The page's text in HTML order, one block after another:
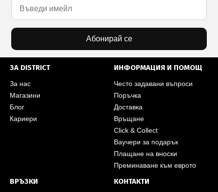
Абонирай се
ЗА DISTRICT
За нас
Магазини
Блог
Кариери
ИНФОРМАЦИЯ И ПОМОЩ
Често задавани въпроси
Поръчка
Доставка
Връщане
Click & Collect
Ваучери за подарък
Плащане на вноски
Преминаване към еврото
ВРЪЗКИ КОНТАКТИ